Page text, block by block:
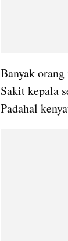
Banyak
Sakit kepala
Padahal